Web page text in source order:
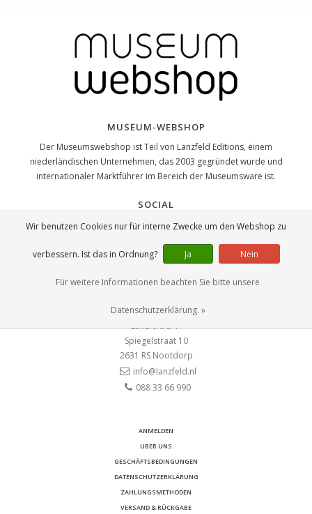
MUSEUM-WEBSHOP
Der Museumswebshop ist Teil von Lanzfeld Editions, einem
niederländischen Unternehmen, das 2003 gegründet wurde und
internationaler Marktführer im Bereich der Museumsware ist.
SOCIAL
KONTAKT
Lanzfeld B.V.
Spiegelstraat 10
2631 RS Nootdorp
info@lanzfeld.nl
088 33 66 990
ANMELDEN
UBER UNS
GESCHÄFTSBEDINGUNGEN
DATENSCHUTZERKLÄRUNG
ZAHLUNGSMETHODEN
VERSAND & RÜCKGABE
Wir benutzen Cookies nur für interne Zwecke um den Webshop zu
verbessern. Ist das in Ordnung? Ja Nein
Für weitere Informationen beachten Sie bitte unsere
Datenschutzerklärung. »